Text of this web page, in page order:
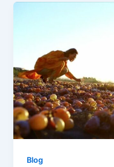
Blog